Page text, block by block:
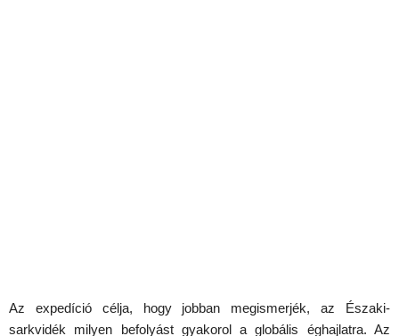
Az expedíció célja, hogy jobban megismerjék, az Északi-
sarkvidék milyen befolyást gyakorol a globális éghajlatra. Az